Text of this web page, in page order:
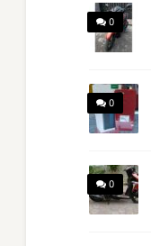
0
0
0